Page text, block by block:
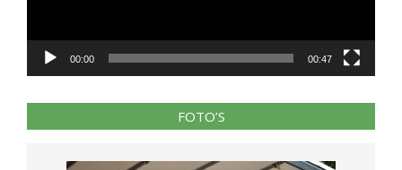
00:00 00:47
FOTO’S